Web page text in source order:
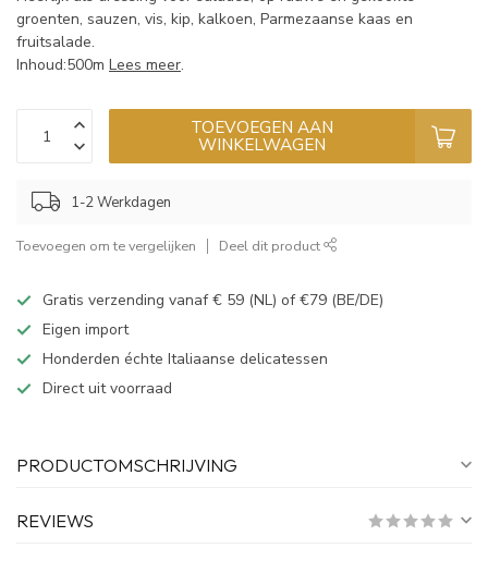
groenten, sauzen, vis, kip, kalkoen, Parmezaanse kaas en
fruitsalade.
Inhoud:500m Lees meer.
TOEVOEGEN AAN
WINKELWAGEN
1-2 Werkdagen
Toevoegen om te vergelijken Deel dit product
Gratis verzending vanaf € 59 (NL) of €79 (BE/DE)
Eigen import
Honderden échte Italiaanse delicatessen
Direct uit voorraad
PRODUCTOMSCHRIJVING
REVIEWS